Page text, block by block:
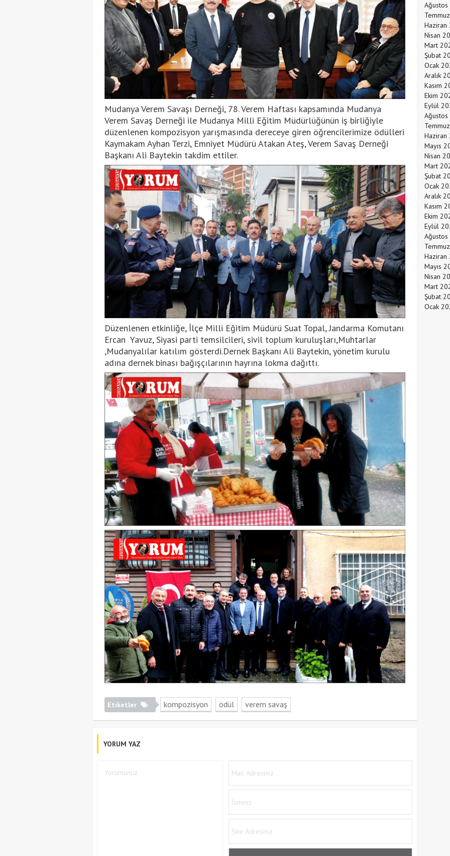
Mudanya Verem Savaşı Derneği, 78. Verem Haftası kapsamında Mudanya
Verem Savaş Derneği ile Mudanya Milli Eğitim Müdürlüğünün iş birliğiyle
düzenlenen kompozisyon yarışmasında dereceye giren öğrencilerimize ödülleri
Kaymakam Ayhan Terzi, Emniyet Müdürü Atakan Ateş, Verem Savaş Derneği
Başkanı Ali Baytekin takdim ettiler.
Düzenlenen etkinliğe, İlçe Milli Eğitim Müdürü Suat Topal, Jandarma Komutanı
Ercan Yavuz, Siyasi parti temsilcileri, sivil toplum kuruluşları,Muhtarlar
,Mudanyalılar katılım gösterdi.Dernek Başkanı Ali Baytekin, yönetim kurulu
adına dernek binası bağışçılarının hayrına lokma dağıttı.
Etiketler kompozisyon ödül verem savaş
YORUM YAZ
Haziran
Nisan
Mart
Şubat
Ocak
Aralık
Kasım
Ekim
Eylül
Haziran
Mayıs
Nisan
Mart
Şubat
Ocak
Aralık
Kasım
Ekim
Eylül
Haziran
Mayıs
Nisan
Mart
Şubat
Ocak